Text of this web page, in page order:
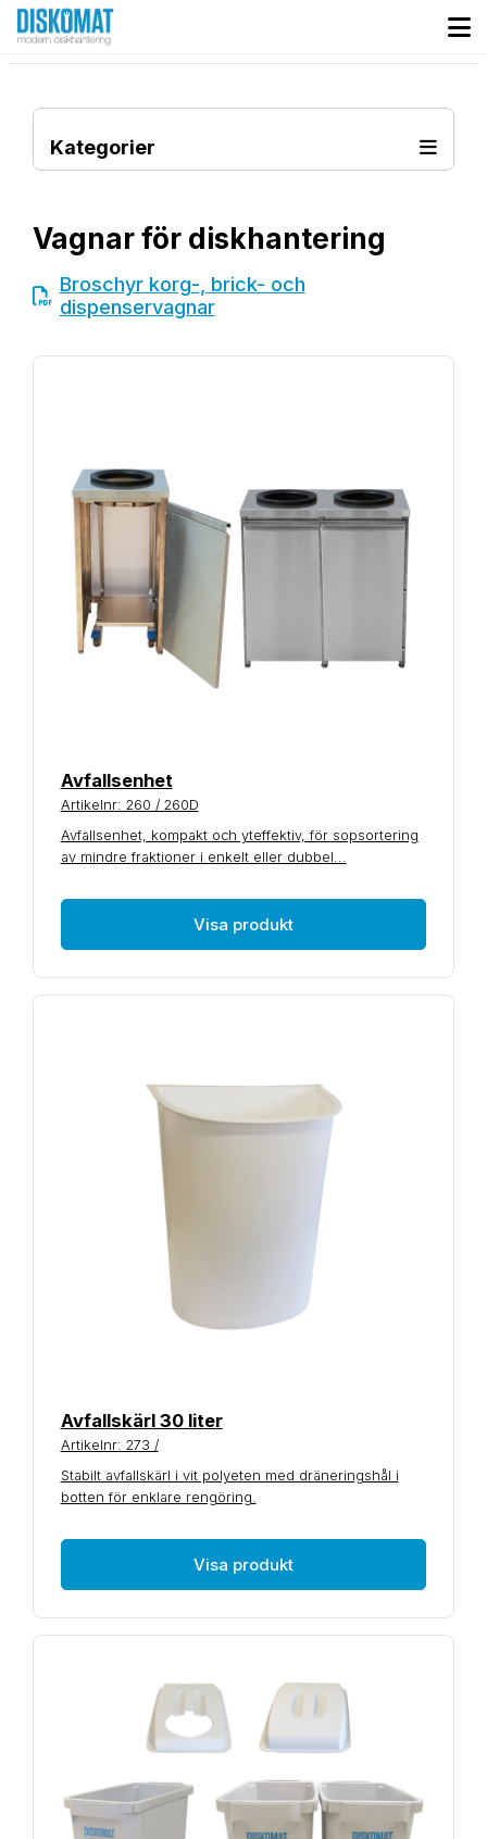
Kategorier
Vagnar för diskhantering
Broschyr korg-, brick- och
dispenservagnar
Avfallsenhet
Artikelnr: 260 / 260D
Avfallsenhet, kompakt och yteffektiv, för sopsortering
av mindre fraktioner i enkelt eller dubbel...
Visa produkt
Avfallskärl 30 liter
Artikelnr: 273 /
Stabilt avfallskärl i vit polyeten med dräneringshål i
botten för enklare rengöring.
Visa produkt